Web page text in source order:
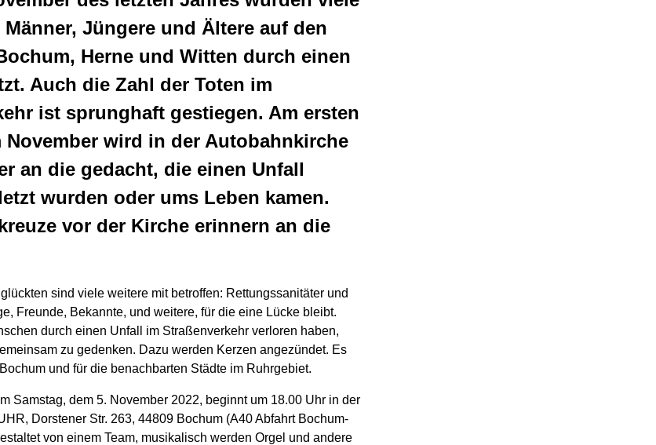
Jüngere und Ältere auf den
Herne und Witten durch einen
Auch die Zahl der Toten im
ist sprunghaft gestiegen. Am ersten
November wird in der Autobahnkirche
an die gedacht, die einen Unfall
wurden oder ums Leben kamen.
vor der Kirche erinnern an die
sind viele weitere mit betroffen: Rettungssanitäter und
Freunde, Bekannte, und weitere, für die eine Lücke bleibt.
durch einen Unfall im Straßenverkehr verloren haben,
zu gedenken. Dazu werden Kerzen angezündet. Es
und für die benachbarten Städte im Ruhrgebiet.
Samstag, dem 5. November 2022, beginnt um 18.00 Uhr in der
Dorstener Str. 263, 44809 Bochum (A40 Abfahrt Bochum-
von einem Team, musikalisch werden Orgel und andere